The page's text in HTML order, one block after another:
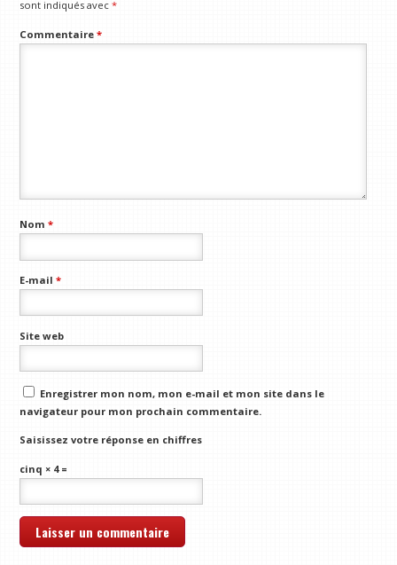
sont indiqués avec*
Commentaire*
Nom*
E-mail*
Site web
Enregistrer mon nom, mon e-mail et mon site dans le
navigateur pour mon prochain commentaire.
Saisissez votre réponse en chiffres
cinq × 4 =